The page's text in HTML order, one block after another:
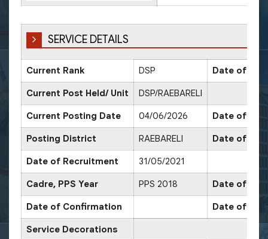
SERVICE DETAILS
Current Rank DSP Date of
Current Post Held/ Unit DSP/RAEBARELI
Current Posting Date 04/06/2026 Date of Sr.
Posting District RAEBARELI Date of
Date of Recruitment 31/05/2021
Cadre, PPS Year PPS 2018 Date of
Date of Confirmation Date of
Service Decorations